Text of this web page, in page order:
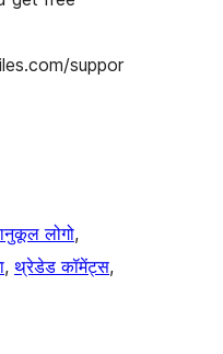
suppor
लोगो
, थ्रेडेड कॉमेंट्स